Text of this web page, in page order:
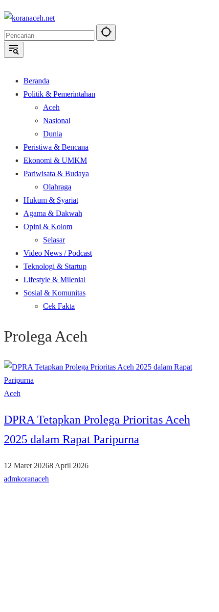
Langsung
konten
Beranda
Politik & Pemerintahan
Aceh
Nasional
Dunia
Peristiwa & Bencana
Ekonomi & UMKM
Pariwisata & Budaya
Olahraga
Hukum & Syariat
Agama & Dakwah
Opini & Kolom
Selasar
Video News / Podcast
Teknologi & Startup
Lifestyle & Milenial
Sosial & Komunitas
Cek Fakta
Prolega Aceh
Aceh
DPRA Tetapkan Prolega Prioritas Aceh
2025 dalam Rapat Paripurna
12 Maret 20268 April 2026
admkoranaceh